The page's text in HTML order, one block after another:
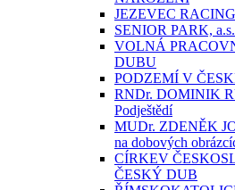
JEZEVEC
SENIOR PARK, a.s.
VOLNÁ
DUBU
PODZEMÍ V
RNDr. DOMINIK
Podještědí
MUDr. ZDENĚK
na dobových
CÍRKEV
ČESKÝ DUB